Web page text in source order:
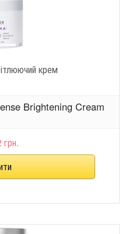
крем
Brightening Cream